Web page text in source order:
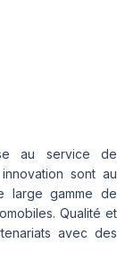
au service de
sont au
large gamme de
Qualité et
avec des